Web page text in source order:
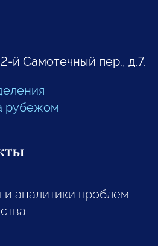
й Самотечный пер., д.7.
рубежом
и аналитики проблем